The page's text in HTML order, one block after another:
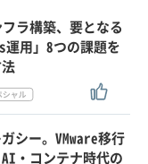
ラ構築、要となる
運用」8つの課題を
シー。VMware移行
・コンテナ時代の